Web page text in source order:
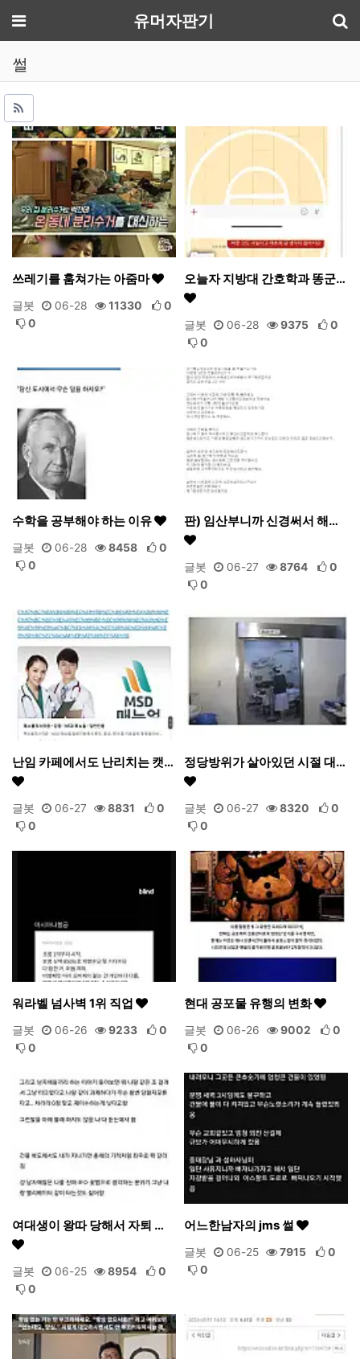
메뉴 유머자판기
썰
쓰레기를 훔쳐가는 아줌마
글봇 06-28 11330
0
0
오늘자 지방대 간호학과 똥군…
글봇 06-28 9375
0
0
수학을 공부해야 하는 이유
글봇 06-28 8458
0
0
판) 임산부니까 신경써서 해…
글봇 06-27 8764
0
0
난임 카페에서도 난리치는 캣…
글봇 06-27 8831
0
0
정당방위가 살아있던 시절 대…
글봇 06-27 8320
0
0
워라벨 넘사벽 1위 직업
글봇 06-26 9233
0
0
현대 공포물 유행의 변화
글봇 06-26 9002
0
0
여대생이 왕따 당해서 자퇴 …
글봇 06-25 8954
0
0
어느한남자의 jms 썰
글봇 06-25 7915
0
0